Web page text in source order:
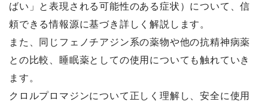
ばい」と表現される可能性のある症状）について、信
頼できる情報源に基づき詳しく解説します。
また、同じフェノチアジン系の薬物や他の抗精神病薬
との比較、睡眠薬としての使用についても触れていき
ます。
クロルプロマジンについて正しく理解し、安全に使用